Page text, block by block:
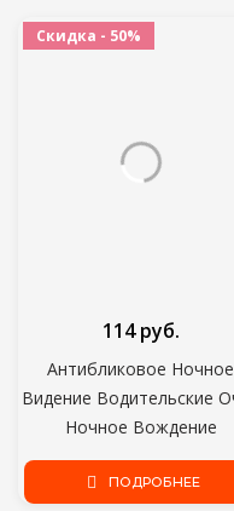
Аксессуары Для Укладки
Волос
Скидка - 50%
Антибликовое Ночное
Видение Водительские
Ночное Вождение
Усиленные Световые
Модные
114 руб.
ПОДРОБНЕЕ